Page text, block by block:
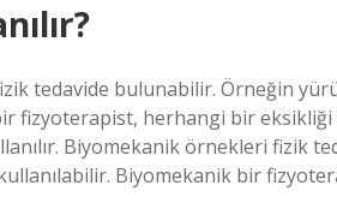
tedavide bulunabilir. Örneğin
fizyoterapist, herhangi bir
Biyomekanik örnekleri fizik
Biyomekanik bir